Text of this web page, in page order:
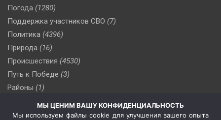
Погода (1280)
Поддержка участников СВО (7)
Политика (4396)
Природа (16)
Происшествия (4530)
Путь к Победе (3)
Районы (1)
(510)
Сельское хозяйство (3)
МЫ ЦЕНИМ ВАШУ КОНФИДЕНЦИАЛЬНОСТЬ
Мы используем файлы cookie для улучшения вашего опыта